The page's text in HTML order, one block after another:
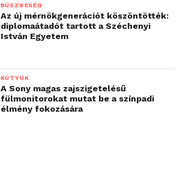
BÜSZKESÉG
Az új mérnökgenerációt köszöntötték:
diplomaátadót tartott a Széchenyi
István Egyetem
KÜTYÜK
A Sony magas zajszigetelésű
fülmonitorokat mutat be a színpadi
élmény fokozására